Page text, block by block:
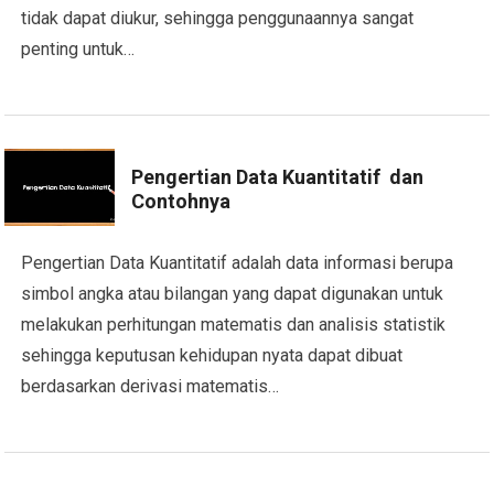
tidak dapat diukur, sehingga penggunaannya sangat
penting untuk…
Pengertian Data Kuantitatif dan
Contohnya
Pengertian Data Kuantitatif adalah data informasi berupa
simbol angka atau bilangan yang dapat digunakan untuk
melakukan perhitungan matematis dan analisis statistik
sehingga keputusan kehidupan nyata dapat dibuat
berdasarkan derivasi matematis…